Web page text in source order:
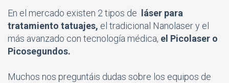
En el mercado existen 2 tipos de
láser para
tratamiento tatuajes, el tradicional Nanolaser y el
más avanzado con tecnología médica, el Picolaser o
Picosegundos.
Muchos nos preguntáis dudas sobre los equipos de